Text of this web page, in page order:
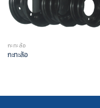
กะทะล้อ
กะทะล้อ